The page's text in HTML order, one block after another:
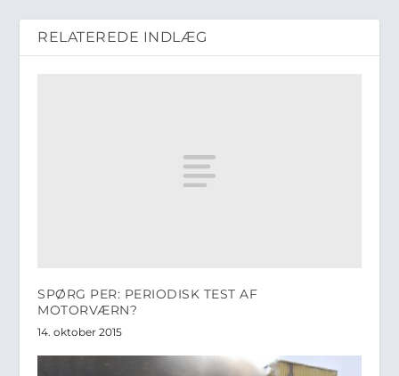
RELATEREDE INDLÆG
SPØRG PER: PERIODISK TEST AF
MOTORVÆRN?
14. oktober 2015